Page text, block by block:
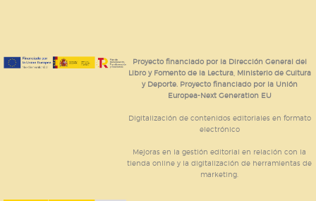
Proyecto financiado por la Dirección General del
Libro y Fomento de la Lectura, Ministerio de Cultura
y Deporte. Proyecto financiado por la Unión
Europea-Next Generation EU
Digitalización de contenidos editoriales en formato
electrónico
Mejoras en la gestión editorial en relación con la
tienda online y la digitalización de herramientas de
marketing.